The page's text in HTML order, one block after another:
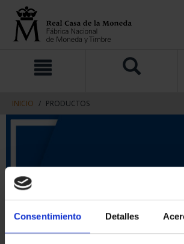
Consentimiento Detalles
contenido
navegacin
INICIO PRODUCTOS